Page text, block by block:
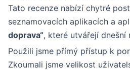
Tato recenze nabízí chytré
seznamovacích aplikacích a
doprava“, které utvářejí dnešní
Použili jsme přímý přístup k
Zkoumali jsme velikost